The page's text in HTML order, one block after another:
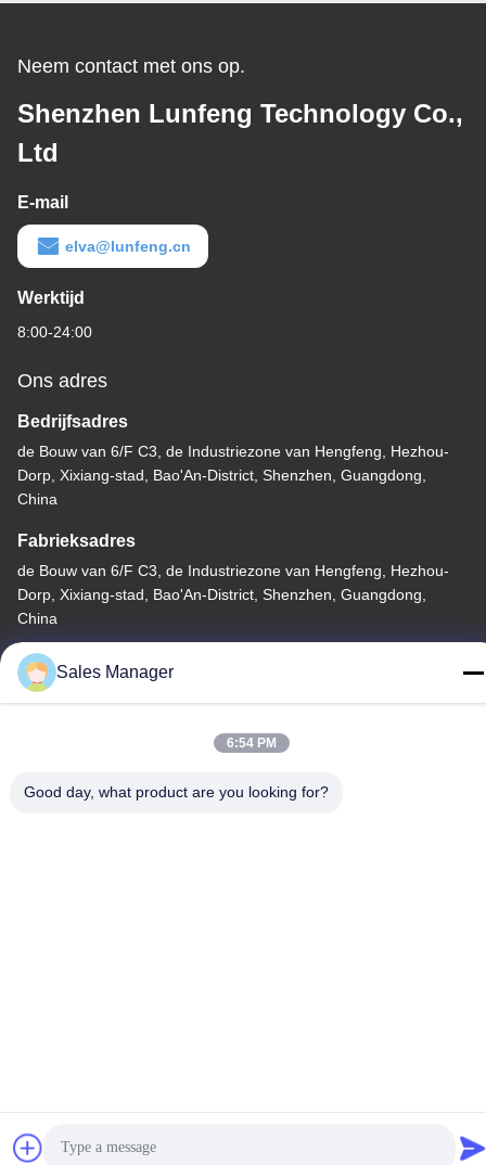
Neem contact met ons op.
Shenzhen Lunfeng Technology Co.,
Ltd
E-mail
elva@lunfeng.cn
Werktijd
8:00-24:00
Ons adres
Bedrijfsadres
de Bouw van 6/F C3, de Industriezone van Hengfeng, Hezhou-
Dorp, Xixiang-stad, Bao'An-District, Shenzhen, Guangdong,
China
Fabrieksadres
de Bouw van 6/F C3, de Industriezone van Hengfeng, Hezhou-
Dorp, Xixiang-stad, Bao'An-District, Shenzhen, Guangdong,
China
Telefoon
86--13662697476
Sales Manager
6:54 PM
Good day, what product are you looking for?